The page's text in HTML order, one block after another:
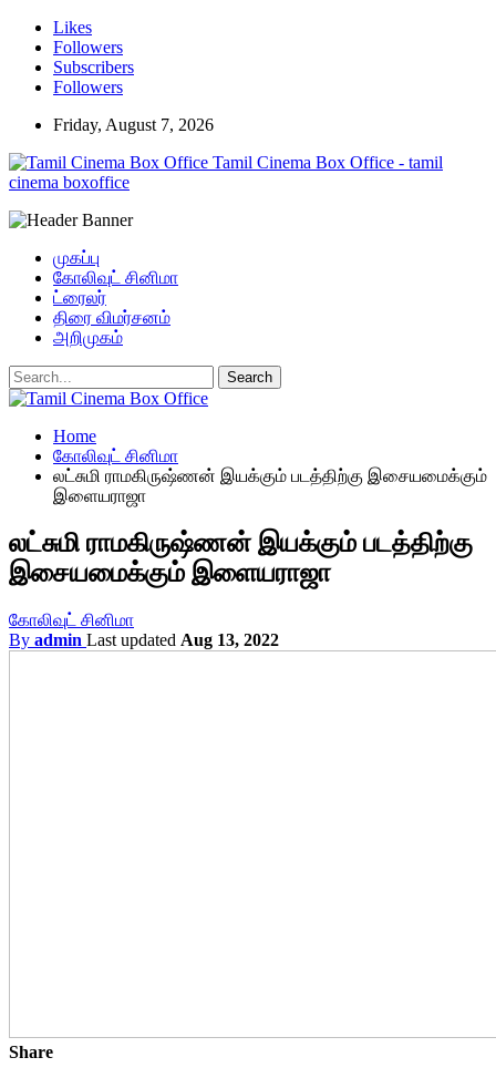
Likes
Followers
Subscribers
Followers
Friday, August 7, 2026
Tamil Cinema Box Office - tamil
cinema boxoffice
முகப்பு
கோலிவுட் சினிமா
ட்ரைலர்
திரை விமர்சனம்
அறிமுகம்
Home
கோலிவுட் சினிமா
லட்சுமி ராமகிருஷ்ணன் இயக்கும் படத்திற்கு இசையமைக்கும்
இளையராஜா
லட்சுமி ராமகிருஷ்ணன் இயக்கும் படத்திற்கு
இசையமைக்கும் இளையராஜா
கோலிவுட் சினிமா
By admin Last updated Aug 13, 2022
Share